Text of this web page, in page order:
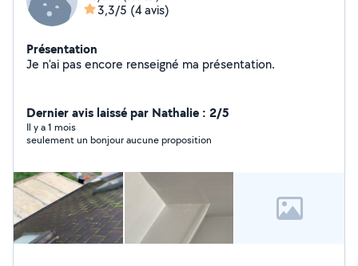
3,3/5 (4 avis)
Présentation
Je n'ai pas encore renseigné ma présentation.
Dernier avis laissé par Nathalie : 2/5
Il y a 1 mois
seulement un bonjour aucune proposition